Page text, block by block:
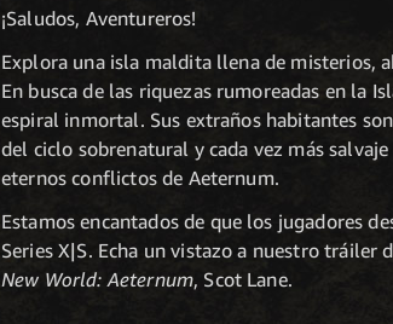
¡Saludos, Aventureros!
Explora una isla maldita llena de misterios,
En busca de las riquezas rumoreadas en la
espiral inmortal. Sus extraños habitantes
del ciclo sobrenatural y cada vez más
eternos conflictos de Aeternum.
Estamos encantados de que los jugadores
Series X|S. Echa un vistazo a nuestro tráiler
New World: Aeternum, Scot Lane.